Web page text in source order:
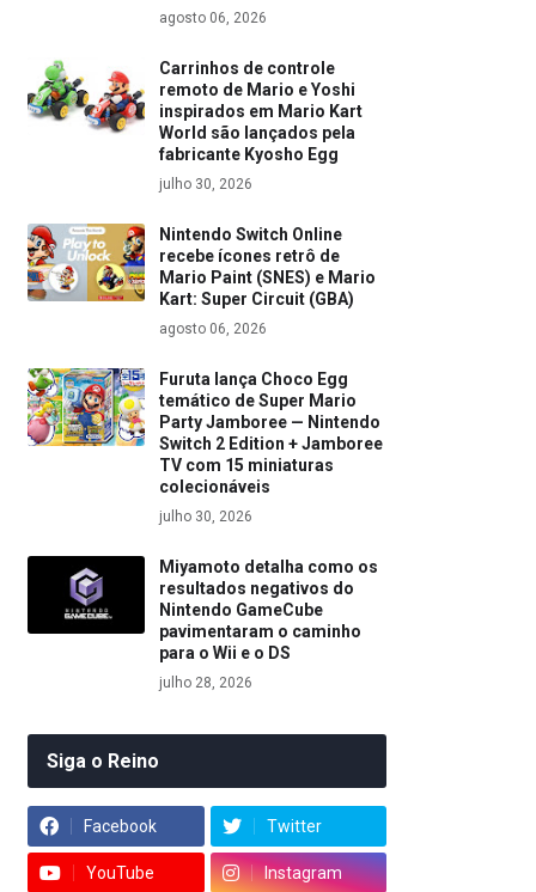
agosto 06, 2026
Carrinhos de controle
remoto de Mario e Yoshi
inspirados em Mario Kart
World são lançados pela
fabricante Kyosho Egg
julho 30, 2026
Nintendo Switch Online
recebe ícones retrô de
Mario Paint (SNES) e Mario
Kart: Super Circuit (GBA)
agosto 06, 2026
Furuta lança Choco Egg
temático de Super Mario
Party Jamboree — Nintendo
Switch 2 Edition + Jamboree
TV com 15 miniaturas
colecionáveis
julho 30, 2026
Miyamoto detalha como os
resultados negativos do
Nintendo GameCube
pavimentaram o caminho
para o Wii e o DS
julho 28, 2026
Siga o Reino
Facebook Twitter
YouTube Instagram